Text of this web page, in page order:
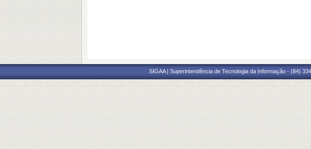
SIGAA | Superintendência de Tecnologia da Informação - (84)